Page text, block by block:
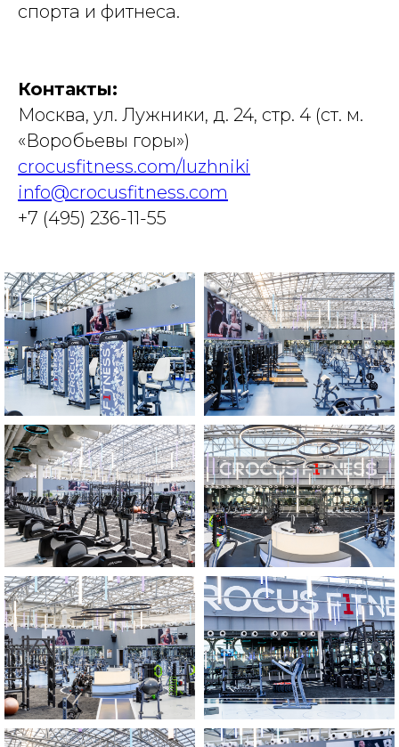
спорта и фитнеса.
Контакты:
Москва, ул. Лужники, д. 24, стр. 4 (ст. м.
«Воробьевы горы»)
crocusfitness.com/luzhniki
info@crocusfitness.com
+7 (495) 236-11-55